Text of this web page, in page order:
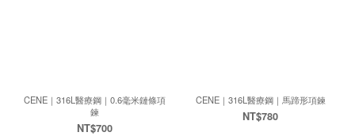
CENE｜316L醫療鋼｜0.6毫米鏈條項
鍊
NT$700
CENE｜316L醫療鋼｜馬蹄形項鍊
NT$780